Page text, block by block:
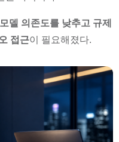
델 의존도를 낮추고 규제
접근이 필요해졌다.